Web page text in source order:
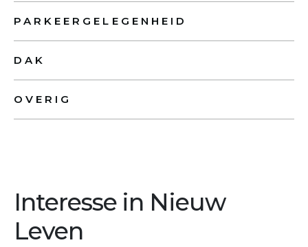
PARKEERGELEGENHEID
DAK
OVERIG
Interesse in Nieuw
Leven